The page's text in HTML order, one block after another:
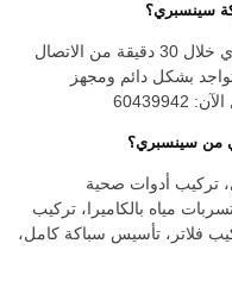
سينسبري؟
يصل فني صحي حولي من شركة سينسبري خلال 30 دقيقة من الاتصال
بشكل دائم ومجهز
من سينسبري؟
تركيب أدوات صحية
مياه بالكاميرا، تركيب
فلاتر، تأسيس سباكة كامل،